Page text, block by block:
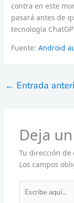
contra en este
pasará antes de
tecnología
Fuente: Android
← Entrada
Deja
Tu dirección de
Los campos
aquí...